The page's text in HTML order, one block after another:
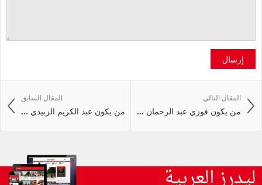
إرسال
المقال السابق
من يكون عبد الكريم الزبيدي ...
المقال التالي
من يكون فوزي عبد الرحمان ...